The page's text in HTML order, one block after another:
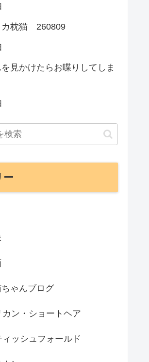
カ枕猫 260809
見かけたらお喋りしてしま
ー
ゃんブログ
カン・ショートヘア
ィッシュフォールド